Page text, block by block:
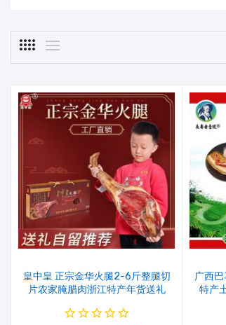
皇中皇 正宗金华火腿2-6斤整腿切
片农家腌腊肉浙江特产年货送礼
广西
特产